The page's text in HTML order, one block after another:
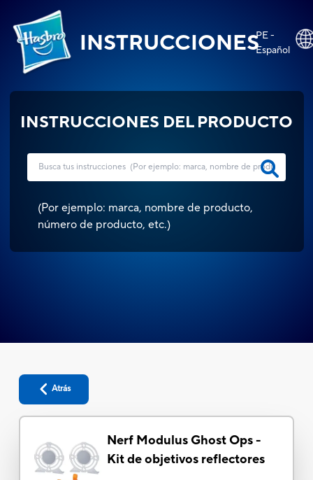
INSTRUCCIONESPE -
Español
INSTRUCCIONES DEL PRODUCTO
(Por ejemplo: marca, nombre de producto,
número de producto, etc.)
Atrás
Nerf Modulus Ghost Ops -
Kit de objetivos reflectores